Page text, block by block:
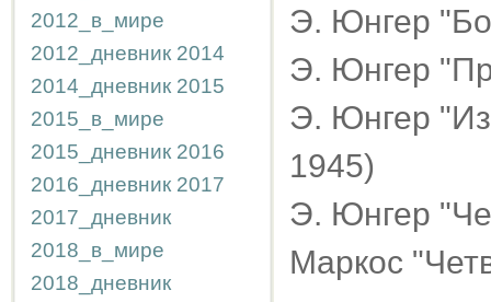
2012_в_мире
2012_дневник 2014
2014_дневник 2015
2015_в_мире
2015_дневник 2016
2016_дневник 2017
2017_дневник
2018_в_мире
2018_дневник
Э. Юнгер
Э. Юнгер
Э. Юнгер
1945)
Э. Юнгер
Маркос